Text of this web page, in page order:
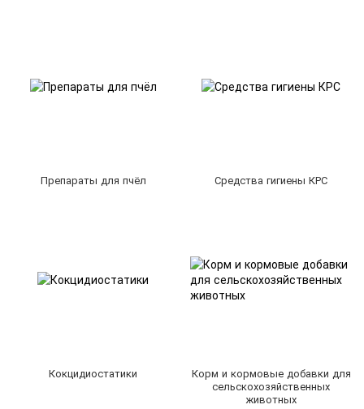
Препараты для пчёл Средства гигиены КРС
Кокцидиостатики
Корм и кормовые добавки для
сельскохозяйственных
животных